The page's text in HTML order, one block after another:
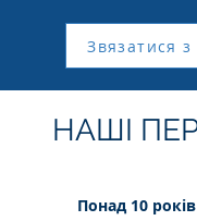
Звязатися
НАШІ
Понад 10